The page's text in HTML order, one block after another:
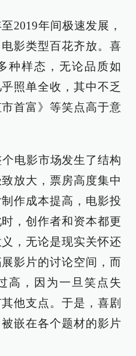
2019年间极速发展，
影类型百花齐放。喜
种样态，无论品质如
照单全收，其中不乏
首富》等笑点高于意
电影市场发生了结构
放大，票房高度集中
作成本提高，电影投
，创作者和资本都更
，无论是现实关怀还
影片的讨论空间，而
高，因为一旦笑点失
他支点。于是，喜剧
嵌在各个题材的影片